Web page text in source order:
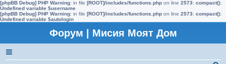
[phpBB Debug] PHP Warning: in file [ROOT]/includes/functions.php on line 2573: compact():
Undefined variable $username
[phpBB Debug] PHP Warning: in file [ROOT]/includes/functions.php on line 2573: compact():
Undefined variable $autologin
Форум | Мисия Моят Дом